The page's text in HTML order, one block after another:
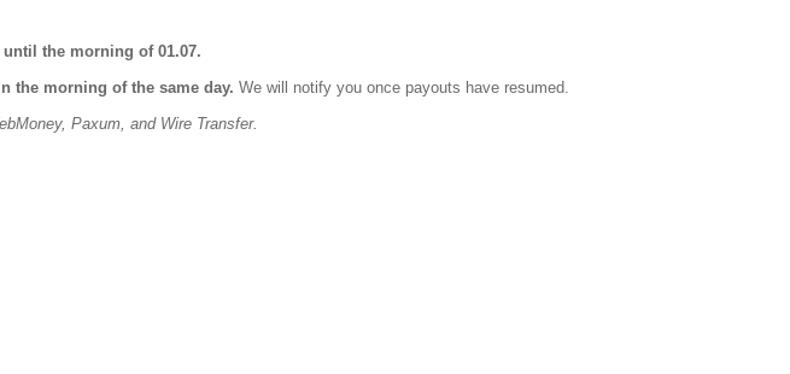
the morning of 01.07.
the morning of the same day. We will notify you once payouts have resumed.
Paxum, and Wire Transfer.